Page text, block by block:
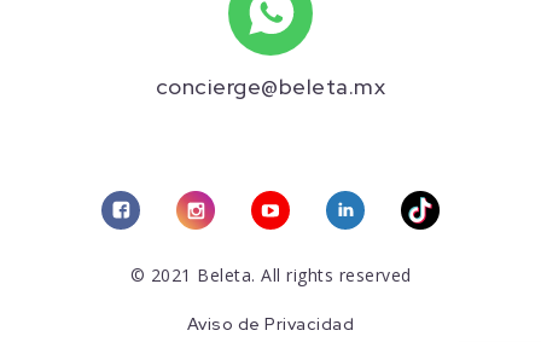
concierge@beleta.mx
© 2021 Beleta. All rights reserved
Aviso de Privacidad